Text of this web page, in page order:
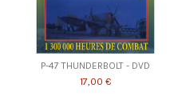
P-47 THUNDERBOLT - DVD
17,00 €